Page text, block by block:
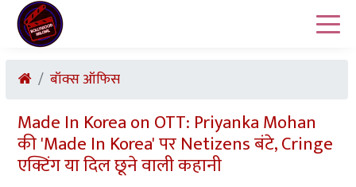
बॉक्स ऑफिस
Made In Korea on OTT: Priyanka Mohan
की 'Made In Korea' पर Netizens बंटे, Cringe
एक्टिंग या दिल छूने वाली कहानी